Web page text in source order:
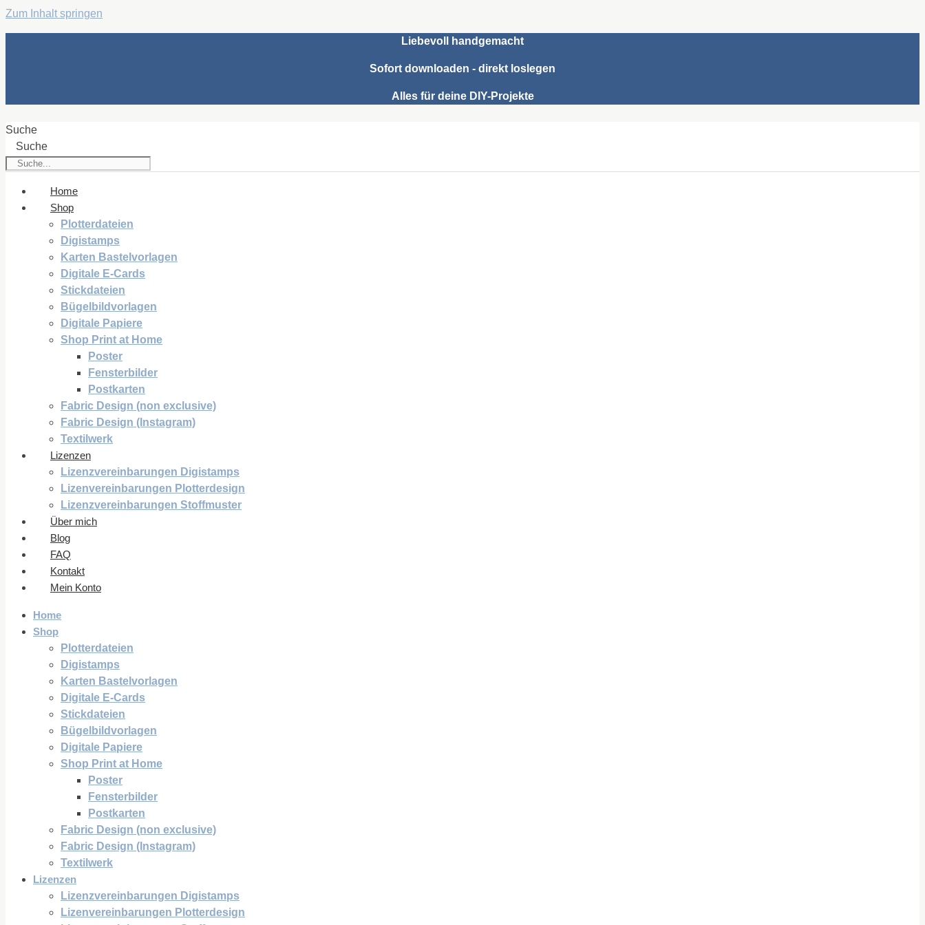
Zum Inhalt springen
Liebevoll handgemacht
Sofort downloaden - direkt loslegen
Alles für deine DIY-Projekte
Suche
Suche
Home
Shop
Plotterdateien
Digistamps
Karten Bastelvorlagen
Digitale E-Cards
Stickdateien
Bügelbildvorlagen
Digitale Papiere
Shop Print at Home
Poster
Fensterbilder
Postkarten
Fabric Design (non exclusive)
Fabric Design (Instagram)
Textilwerk
Lizenzen
Lizenzvereinbarungen Digistamps
Lizenvereinbarungen Plotterdesign
Lizenzvereinbarungen Stoffmuster
Über mich
Blog
FAQ
Kontakt
Mein Konto
Home
Shop
Plotterdateien
Digistamps
Karten Bastelvorlagen
Digitale E-Cards
Stickdateien
Bügelbildvorlagen
Digitale Papiere
Shop Print at Home
Poster
Fensterbilder
Postkarten
Fabric Design (non exclusive)
Fabric Design (Instagram)
Textilwerk
Lizenzen
Lizenzvereinbarungen Digistamps
Lizenvereinbarungen Plotterdesign